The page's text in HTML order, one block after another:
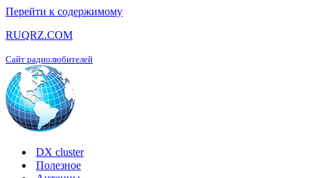
Перейти к содержимому
RUQRZ.COM
Сайт радиолюбителей
DX cluster
Полезное